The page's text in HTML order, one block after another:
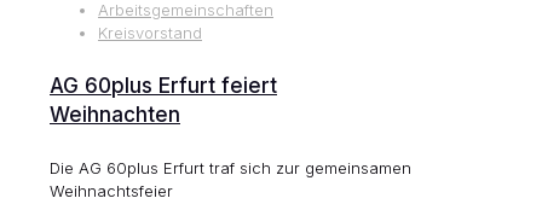
Arbeitsgemeinschaften
Kreisvorstand
AG 60plus Erfurt feiert
Weihnachten
Die AG 60plus Erfurt traf sich zur gemeinsamen
Weihnachtsfeier